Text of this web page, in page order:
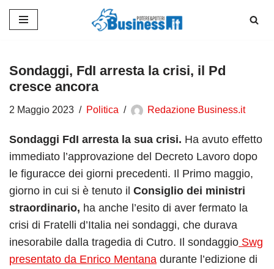
contenuto
Sondaggi, FdI arresta la crisi, il Pd
cresce ancora
2 Maggio 2023 Politica Redazione Business.it
Sondaggi FdI arresta la sua crisi. Ha avuto effetto
immediato l’approvazione del Decreto Lavoro dopo
le figuracce dei giorni precedenti. Il Primo maggio,
giorno in cui si è tenuto il Consiglio dei ministri
straordinario, ha anche l’esito di aver fermato la
crisi di Fratelli d’Italia nei sondaggi, che durava
inesorabile dalla tragedia di Cutro. Il sondaggio Swg
presentato da Enrico Mentana durante l’edizione di